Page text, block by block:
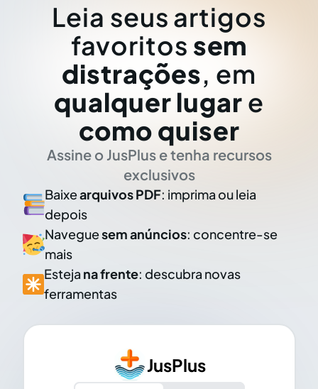
Leia seus artigos
favoritos sem
distrações, em
qualquer lugar e
como quiser
Assine o JusPlus e tenha recursos
exclusivos
Baixearquivos PDF: imprima ou leia
depois
Naveguesem anúncios: concentre-se
mais
Esteja na frente: descubra novas
ferramentas
JusPlus